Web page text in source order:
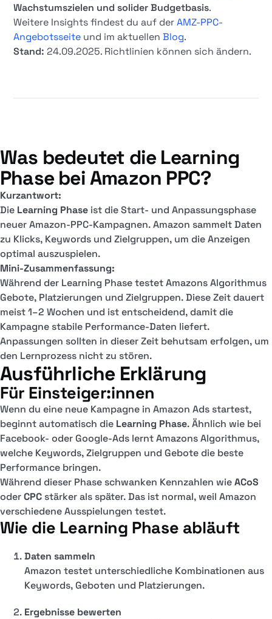
Wachstumszielen und solider Budgetbasis.
Weitere Insights findest du auf derAMZ-PPC-
Angebotsseite und im aktuellenBlog.
Stand: 24.09.2025. Richtlinien können sich ändern.
Was bedeutet die Learning
Phase bei Amazon PPC?
Kurzantwort:
Die Learning Phase ist die Start- und Anpassungsphase
neuer Amazon-PPC-Kampagnen. Amazon sammelt Daten
zu Klicks, Keywords und Zielgruppen, um die Anzeigen
optimal auszuspielen.
Mini-Zusammenfassung:
Während der Learning Phase testet Amazons Algorithmus
Gebote, Platzierungen und Zielgruppen. Diese Zeit dauert
meist 1–2 Wochen und ist entscheidend, damit die
Kampagne stabile Performance-Daten liefert.
Anpassungen sollten in dieser Zeit behutsam erfolgen, um
den Lernprozess nicht zu stören.
Ausführliche Erklärung
Für Einsteiger:innen
Wenn du eine neue Kampagne in Amazon Ads startest,
beginnt automatisch die Learning Phase. Ähnlich wie bei
Facebook- oder Google-Ads lernt Amazons Algorithmus,
welche Keywords, Zielgruppen und Gebote die beste
Performance bringen.
Während dieser Phase schwanken Kennzahlen wieACoS
oderCPC stärker als später. Das ist normal, weil Amazon
verschiedene Ausspielungen testet.
Wie die Learning Phase abläuft
Daten sammeln
Amazon testet unterschiedliche Kombinationen aus
Keywords, Geboten und Platzierungen.
Ergebnisse bewerten